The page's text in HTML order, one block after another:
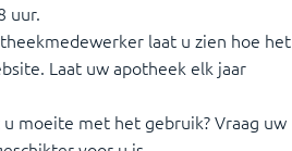
uur.
laat u zien hoe het
Laat uw apotheek elk jaar
moeite met het gebruik? Vraag uw